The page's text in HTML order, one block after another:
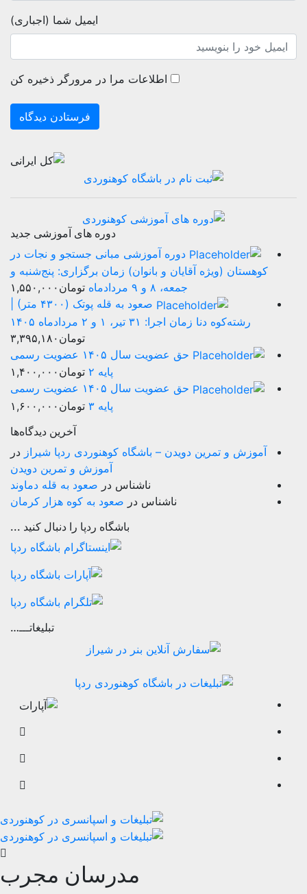
ایمیل شما (اجباری)
اطلاعات مرا در مرورگر ذخیره کن
دوره های آموزشی جدید
دوره آموزشی مبانی جستجو و نجات در
کوهستان (ویژه آقایان و بانوان) زمان برگزاری: پنج‌شنبه و
تومان۱,۵۵۰,۰۰۰
صعود به قله پوتک (۴۳۰۰ متر) |
رشته‌کوه دنا زمان اجرا: ۳۱ تیر، ۱ و ۲ مردادماه ۱۴۰۵
۳,۳۹۵,۱۸۰
حق عضویت سال ۱۴۰۵ عضویت رسمی
تومان ۱,۴۰۰,۰۰۰
حق عضویت سال ۱۴۰۵ عضویت رسمی
تومان ۱,۶۰۰,۰۰۰
آخرین دیدگاه‌ها
آموزش و تمرین دویدن – باشگاه کوهنوردی ردپا شیرازدر
آموزش و تمرین دویدن
درصعود به قله دماوند
درصعود به کوه هزار کرمان
باشگاه ردپا را دنبال کنید ...
تبلیغاتـــ…
مدرسان مجرب